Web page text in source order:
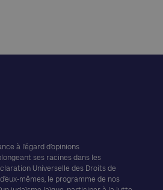
à l’égard d’opinions
ses racines dans les
Universelle des Droits de
mêmes, le programme de nos